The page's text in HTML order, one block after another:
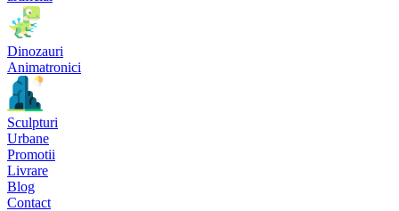
Dinozauri
Animatronici
Sculpturi
Urbane
Promotii
Livrare
Blog
Contact